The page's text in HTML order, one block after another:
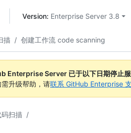
Version: Enterprise Server 3.8
描 / 创建工作流 code scanning
Enterprise Server 已于以下日期停止
需升级帮助，请联系 GitHub Enterprise
码扫描 /